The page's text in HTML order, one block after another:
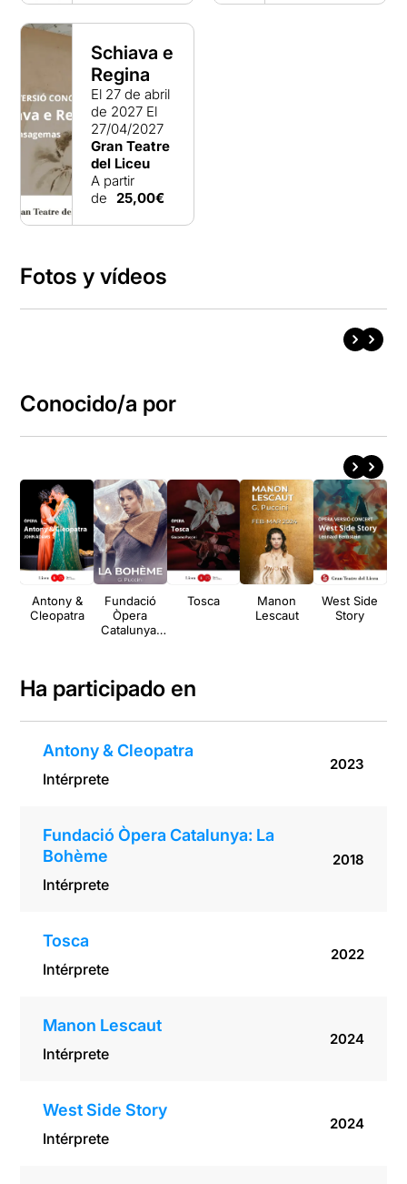
Schiava e
Regina
El 27 de abril
de 2027 El
27/04/2027
Gran Teatre
del Liceu
A partir
de 25,00€
Fotos y vídeos
Conocido/a por
Antony &
Cleopatra
Fundació
Òpera
Catalunya:
Tosca
Manon
Lescaut
West Side
Story
Ha participado en
Antony & Cleopatra
Intérprete
2023
Fundació Òpera Catalunya: La
Bohème
Intérprete
2018
Tosca
Intérprete
2022
Manon Lescaut
Intérprete
2024
West Side Story
Intérprete
2024